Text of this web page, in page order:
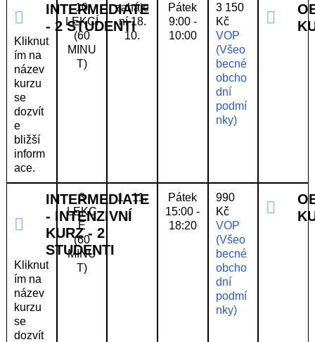
INTERMEDIATE
- 2 STUDENTI
Kliknut
ím na
název
kurzu
se
dozvít
e
bližší
inform
ace.
10
LEKCÍ
(60
MINU
T)
zaháje
ní 18.
10.
Pátek
9:00 -
10:00
3 150
Kč
VOP
(Všeo
becné
obcho
dní
podmí
nky)
INTERMEDIATE
- INTENZIVNÍ
KURZ - 2
STUDENTI
Kliknut
ím na
název
kurzu
se
dozvít
3
LEKC
E
(60
MINU
T)
1 . 11.
Pátek
15:00 -
18:20
990
Kč
VOP
(Všeo
becné
obcho
dní
podmí
nky)